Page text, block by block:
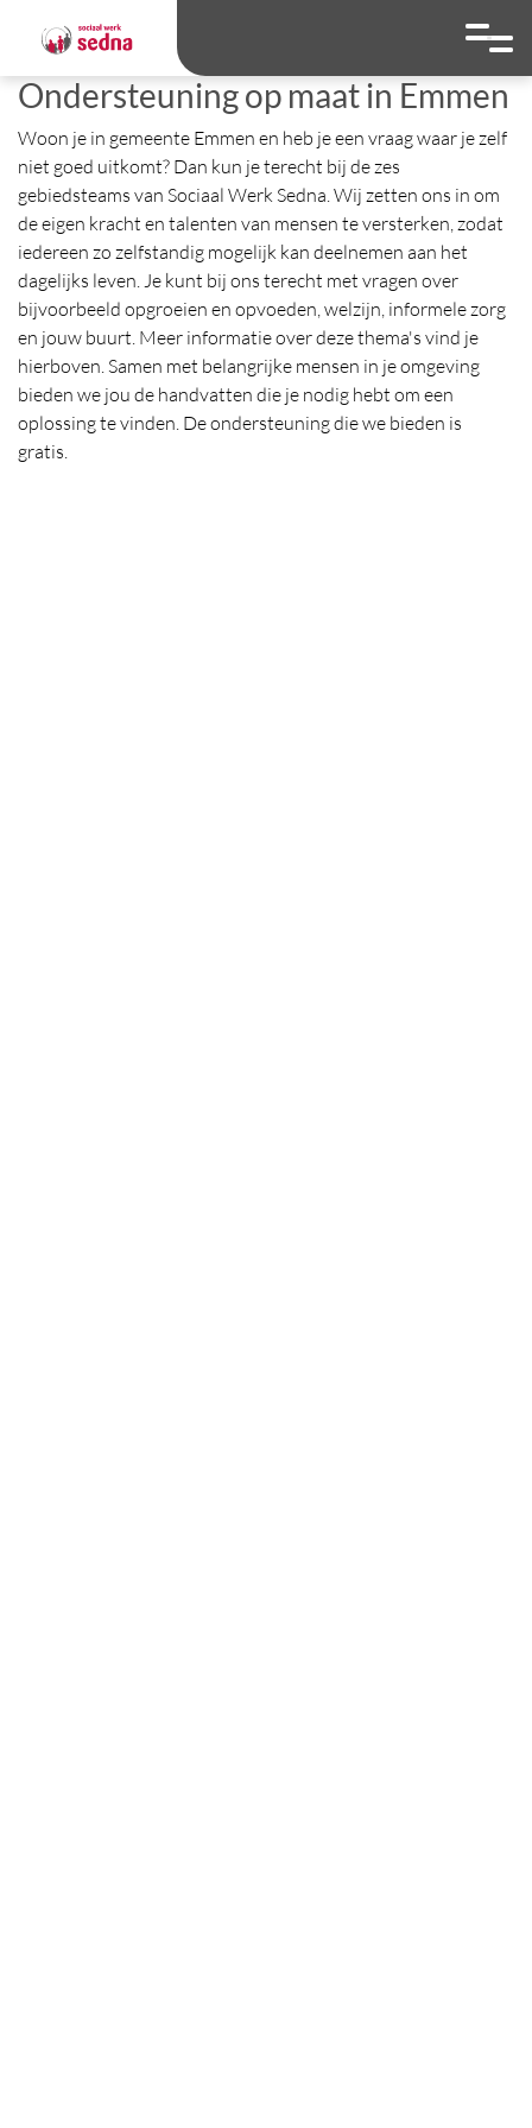
Hoog contrast
Ga naar
Ondersteuning op maat in Emmen
Woon je in gemeente Emmen en heb je een vraag waar je zelf
niet goed uitkomt? Dan kun je terecht bij de zes
gebiedsteams van Sociaal Werk Sedna. Wij zetten ons in om
de eigen kracht en talenten van mensen te versterken, zodat
iedereen zo zelfstandig mogelijk kan deelnemen aan het
dagelijks leven. Je kunt bij ons terecht met vragen over
bijvoorbeeld opgroeien en opvoeden, welzijn, informele zorg
en jouw buurt. Meer informatie over deze thema's vind je
hierboven. Samen met belangrijke mensen in je omgeving
bieden we jou de handvatten die je nodig hebt om een
oplossing te vinden. De ondersteuning die we bieden is
gratis.